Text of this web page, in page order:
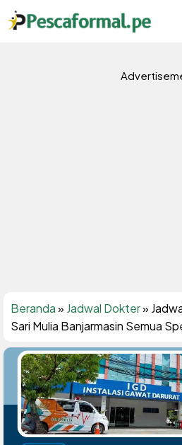
Langsung
ke
Beranda» Jadwal Dokter»
Sari Mulia Banjarmasin Semua